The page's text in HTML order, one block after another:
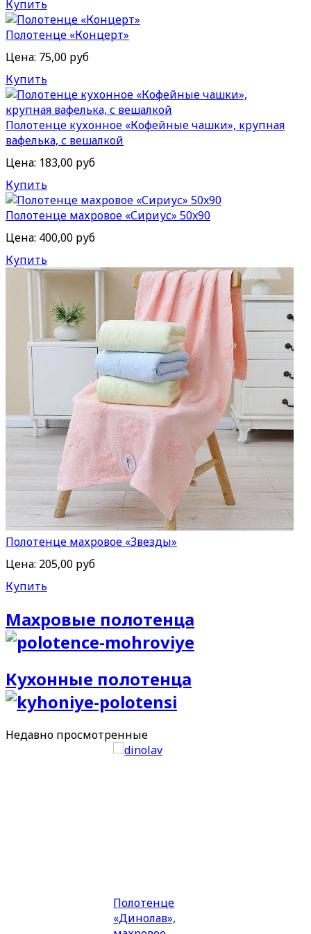
Купить
Полотенце «Концерт»
Цена: 75,00 руб
Купить
Полотенце кухонное «Кофейные чашки», крупная
вафелька, с вешалкой
Цена: 183,00 руб
Купить
Полотенце махровое «Сириус» 50x90
Цена: 400,00 руб
Купить
Полотенце махровое «Звезды»
Цена: 205,00 руб
Купить
Махровые полотенца
Кухонные полотенца
Недавно просмотренные
Полотенце
«Динолав»,